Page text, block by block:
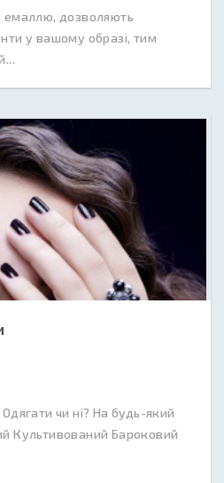
емаллю, дозволяють
у вашому образі, тим
чи ні? На будь-який
Культивований Бароковий